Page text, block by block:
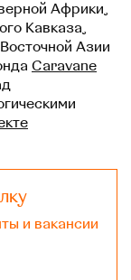
Африки,
Кавказа,
Азии
Caravane
и вакансии